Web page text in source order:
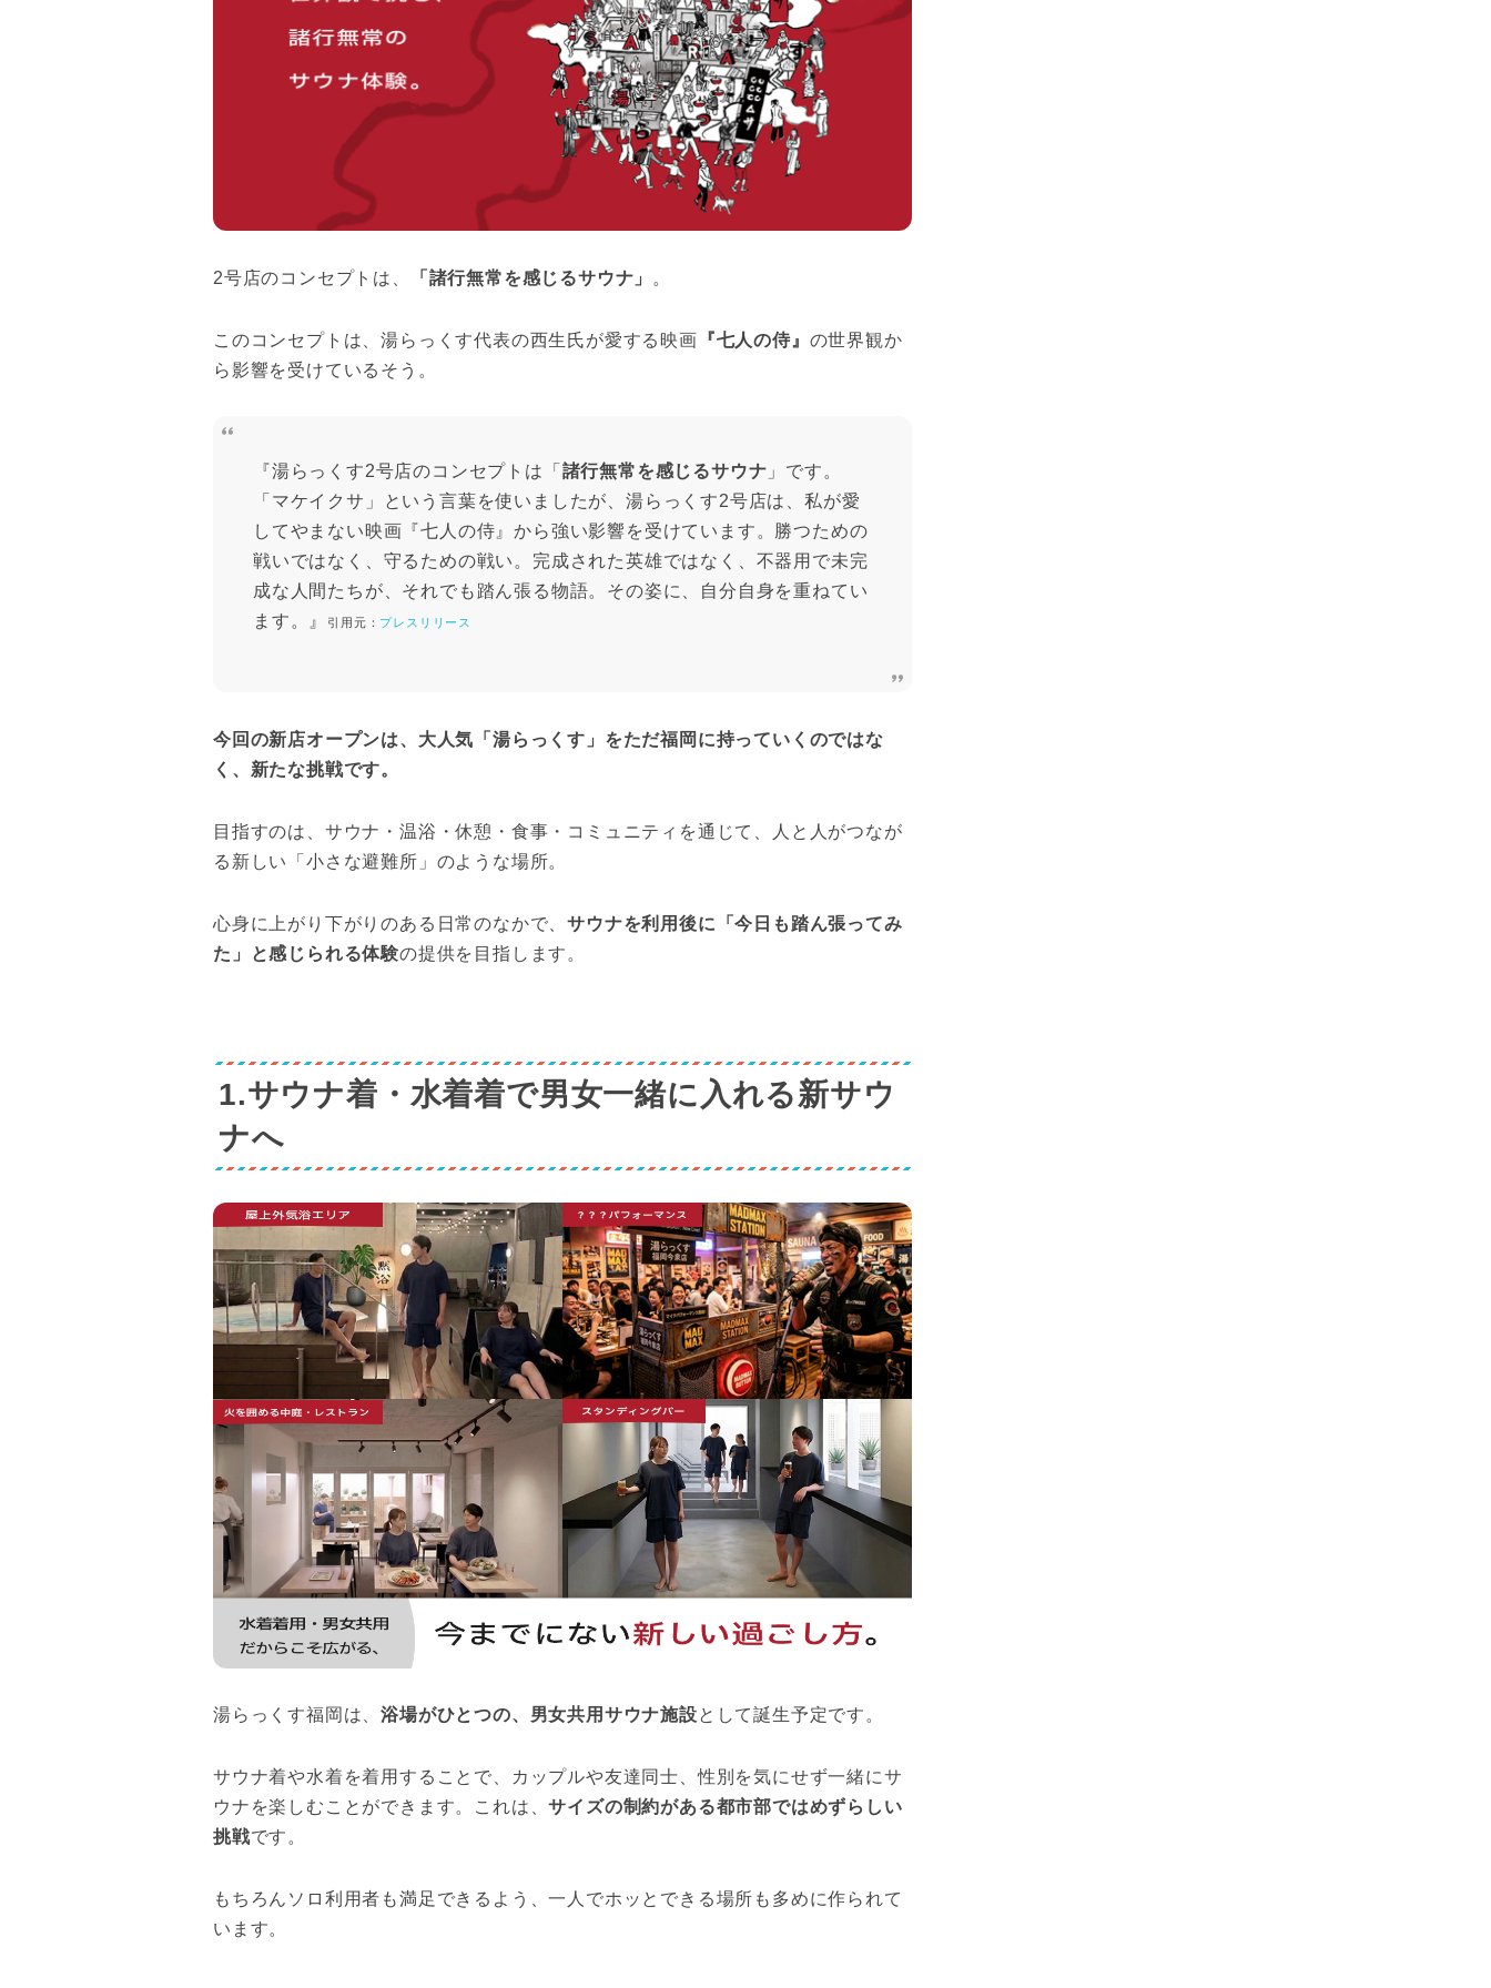
2号店のコンセプトは、 「諸行無常を感じるサウナ」 。
このコンセプトは、湯らっくす代表の西生氏が愛する映画 『七人の侍』 の世界観か
ら影響を受けているそう。
『湯らっくす2号店のコンセプトは「 諸行無常を感じるサウナ 」です。
「マケイクサ」という言葉を使いましたが、湯らっくす2号店は、私が愛
してやまない映画『七人の侍』から強い影響を受けています。勝つための
戦いではなく、守るための戦い。完成された英雄ではなく、不器用で未完
成な人間たちが、それでも踏ん張る物語。その姿に、自分自身を重ねてい
ます。』
引用元： プレスリリース
今回の新店オープンは、大人気「湯らっくす」をただ福岡に持っていくのではな
く、新たな挑戦です。
目指すのは、サウナ・温浴・休憩・食事・コミュニティを通じて、人と人がつなが
る新しい「小さな避難所」のような場所。
心身に上がり下がりのある日常のなかで、サウナを利用後に「今日も踏ん張ってみ
た」と感じられる体験の提供を目指します。
1.サウナ着・水着着で男女一緒に入れる新サウ
ナへ
湯らっくす福岡は、浴場がひとつの、男女共用サウナ施設として誕生予定です。
サウナ着や水着を着用することで、カップルや友達同士、性別を気にせず一緒にサ
ウナを楽しむことができます。これは、サイズの制約がある都市部ではめずらしい
挑戦です。
もちろんソロ利用者も満足できるよう、一人でホッとできる場所も多めに作られて
います。